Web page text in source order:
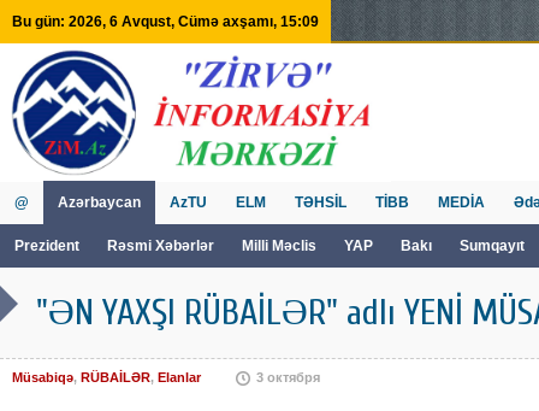
Bu gün: 2026, 6 Avqust, Cümə axşamı, 15:09
@ Azərbaycan
Prezident Rəsmi Xəbərlər Milli Məclis YAP Bakı Sumqayıt
AzTU ELM TƏHSİL TİBB MEDİA
"ƏN YAXŞI RÜBAİLƏR" adlı YENİ
Müsabiqə, RÜBAİLƏR, Elanlar 3 октября